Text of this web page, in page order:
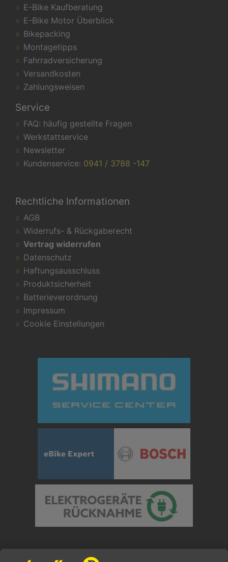
E-Bike Kaufberatung
E-Bike Motor Überblick
Bikepacking
Montagetipps
Fahrradversicherung
Versandkosten
Zahlungsweisen
Service
FAQ: häufig gestellte Fragen
Werkstattservice
Newsletter
Kundenservice: 0941 / 3788 -147
Rechtliche Informationen
AGB
Widerrufs- & Rückgaberecht
Vertrag widerrufen
Datenschutz
Haftungsausschluss
Produktsicherheit
Batterieverordnung
Impressum
Cookie Einstellungen